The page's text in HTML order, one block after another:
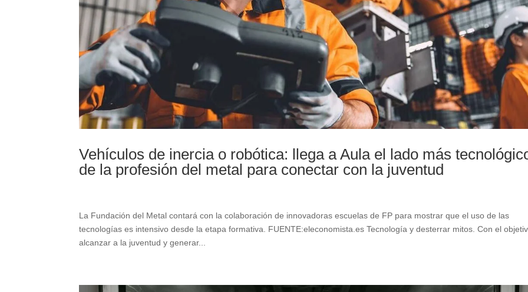
Vehículos de inercia o robótica: llega a Aula el lado más
de la profesión del metal para conectar con la juventud
La Fundación del Metal contará con la colaboración de innovadoras escuelas de FP para mostrar que el uso de las
tecnologías es intensivo desde la etapa formativa. FUENTE:eleconomista.es Tecnología y desterrar mitos. Con el
alcanzar a la juventud y generar...